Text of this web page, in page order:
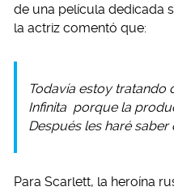
de una película dedicada
la actriz comentó que:
Todavía estoy tratando
Infinita porque la
Después les haré saber
Para Scarlett, la heroína